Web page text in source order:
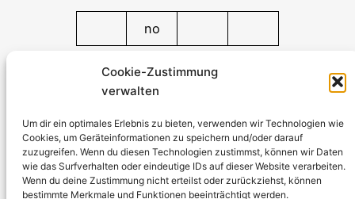
Cookie-Zustimmung
verwalten
Um dir ein optimales Erlebnis zu bieten, verwenden wir Technologien wie
Cookies, um Geräteinformationen zu speichern und/oder darauf
zuzugreifen. Wenn du diesen Technologien zustimmst, können wir Daten
wie das Surfverhalten oder eindeutige IDs auf dieser Website verarbeiten.
Wenn du deine Zustimmung nicht erteilst oder zurückziehst, können
bestimmte Merkmale und Funktionen beeinträchtigt werden.
no
Kürtener Straße 13, D-51465 Bergisch Gladbach
Managing Director: Andre Kandlin
Sales Representative: Michael Jochmann